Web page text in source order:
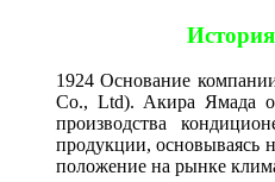
1924 Основание
Co., Ltd). Акира Ямада
производства
продукции, основываясь
положение на рынке